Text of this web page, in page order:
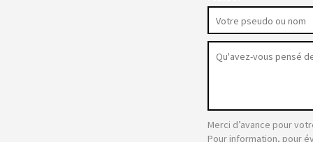
Merci d’avance pour
Pour information, pour